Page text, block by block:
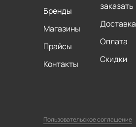
Бренды
Магазины
Прайсы
Контакты
заказать
Доставка
Оплата
Скидки
Пользовательское соглашение